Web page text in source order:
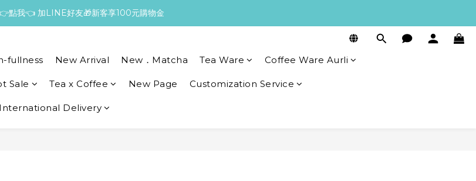
👉點我👈 加LINE好友🎁新客享100元購物金
fullness New Arrival New．Matcha Tea Ware Coffee Ware Aurli
Sale Tea x Coffee New Page Customization Service
International Delivery